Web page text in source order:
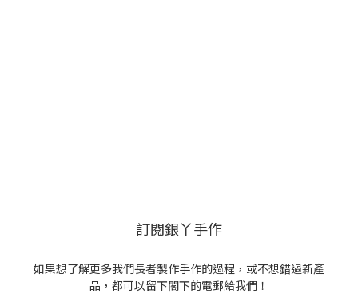
訂閱銀丫手作
如果想了解更多我們長者製作手作的過程，或不想錯過新產
品，都可以留下閣下的電郵給我們！